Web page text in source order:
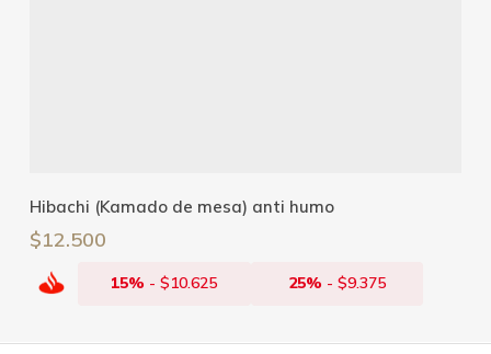
Hibachi (Kamado de mesa) anti humo
$12.500
15% -$10.625 25% - $9.375